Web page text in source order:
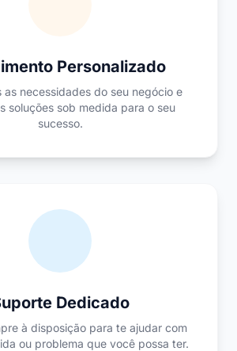
Personalizado
as necessidades do seu negócio e
soluções sob medida para o seu
sucesso.
Dedicado
à disposição para te ajudar com
ou problema que você possa ter.